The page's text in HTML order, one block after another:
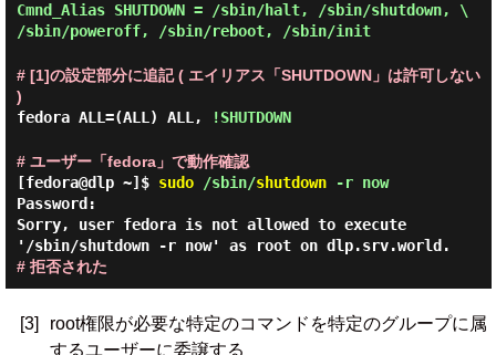
Cmnd_Alias SHUTDOWN = /sbin/halt, /sbin/shutdown, \
/sbin/poweroff, /sbin/reboot, /sbin/init
# [1]の設定部分に追記 ( エイリアス「SHUTDOWN」は許可しない
)
fedora ALL=(ALL) ALL, !SHUTDOWN
# ユーザー「fedora」で動作確認
[fedora@dlp ~]$ sudo/sbin/shutdown-r now
Password:
Sorry, user fedora is not allowed to execute
'/sbin/shutdown -r now' as root on dlp.srv.world.
# 拒否された
[3]
root権限が必要な特定のコマンドを特定のグループに属
するユーザーに委譲する